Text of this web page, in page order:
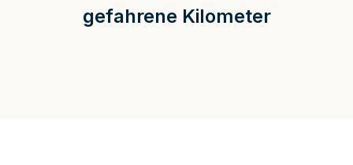
gefahrene Kilometer